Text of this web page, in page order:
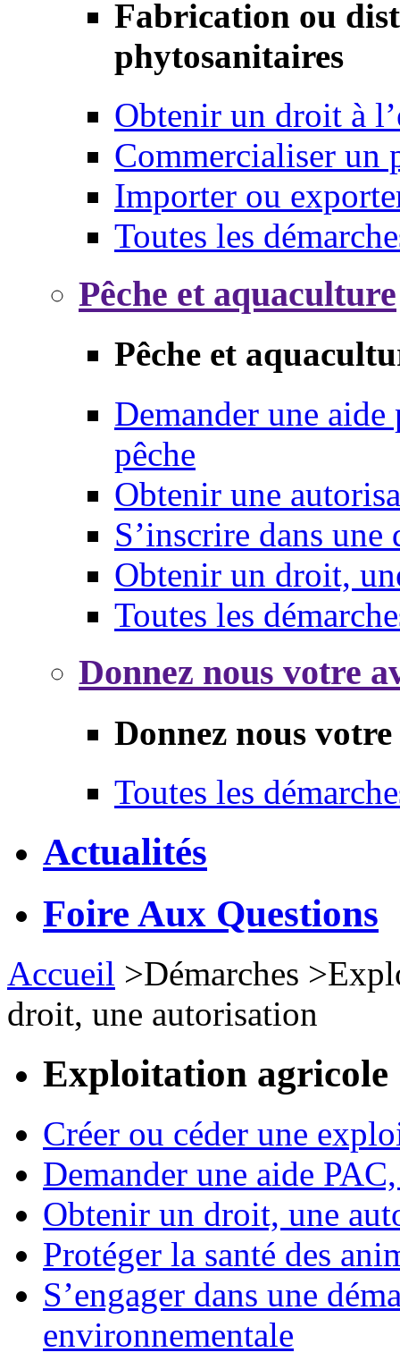
Fabrication ou
phytosanitaires
Obtenir un droit à
Commercialiser un
Importer ou
Toutes les
Pêche et aquaculture
Pêche et
Demander une
pêche
Obtenir une
S’inscrire dans une
Obtenir un droit,
Toutes les
Donnez nous votre
Donnez nous
Toutes les
Actualités
Foire Aux Questions
Accueil >Démarches >
droit, une autorisation
Exploitation agricole
Créer ou céder une
Demander une aide
Obtenir un droit, une
Protéger la santé des
S’engager dans une
environnementale